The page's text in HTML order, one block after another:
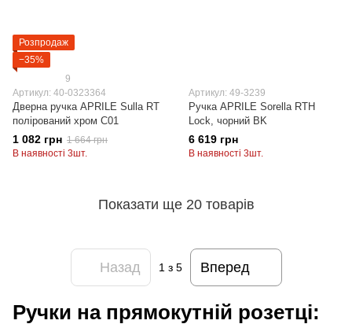
Розпродаж
−35%
9
Артикул: 40-0323364
Дверна ручка APRILE Sulla RT
полірований хром C01
1 082 грн 1 664 грн
В наявності 3шт.
Артикул: 49-3239
Ручка APRILE Sorella RTH
Lock, чорний BK
6 619 грн
В наявності 3шт.
Показати ще 20 товарів
Назад 1 з 5 Вперед
Ручки на прямокутній розетці: